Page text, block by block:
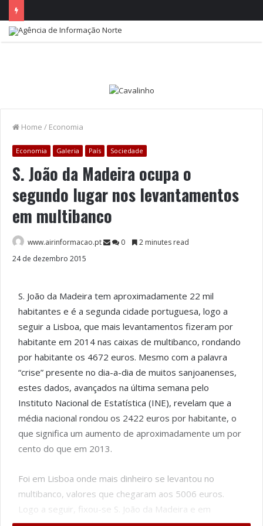
Home / Economia
Economia Galeria País Sociedade
S. João da Madeira ocupa o
segundo lugar nos levantamentos
em multibanco
www.airinformacao.pt 0
2 minutes read
24 de dezembro 2015
S. João da Madeira tem aproximadamente 22 mil
habitantes e é a segunda cidade portuguesa, logo a
seguir a Lisboa, que mais levantamentos fizeram por
habitante em 2014 nas caixas de multibanco, rondando
por habitante os 4672 euros. Mesmo com a palavra
“crise” presente no dia-a-dia de muitos sanjoanenses,
estes dados, avançados na última semana pelo
Instituto Nacional de Estatística (INE), revelam que a
média nacional rondou os 2422 euros por habitante, o
que significa um aumento de aproximadamente um por
cento do que em 2013.
Foi em Lisboa onde mais dinheiro se levantou no
multibanco, valores que chegaram aos 5006 euros.
Logo a seguir, fixou-se S. João da Madeira e em